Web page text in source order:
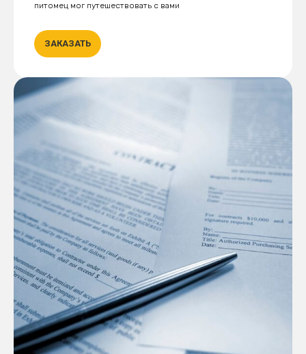
питомец мог путешествовать с вами
ЗАКАЗАТЬ